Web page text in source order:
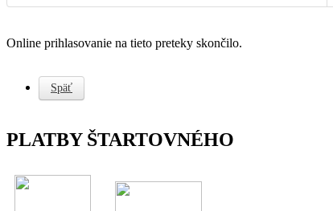
Online prihlasovanie na tieto preteky skončilo.
Späť
PLATBY ŠTARTOVNÉHO